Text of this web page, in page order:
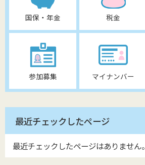
国保・年金 税金
参加募集 マイナンバー
最近チェックしたページ
最近チェックしたページはありません。